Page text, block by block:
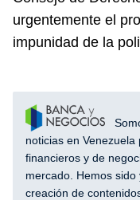
urgentemente el
impunidad de la
noticias en
financieros y de
mercado. Hemos
creación de